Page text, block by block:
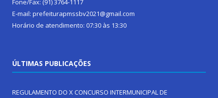
Fone/Fax: (91) 3764-1117
E-mail: prefeiturapmssbv2021@gmail.com
Horário de atendimento: 07:30 às 13:30
ÚLTIMAS PUBLICAÇÕES
REGULAMENTO DO X CONCURSO INTERMUNICIPAL DE